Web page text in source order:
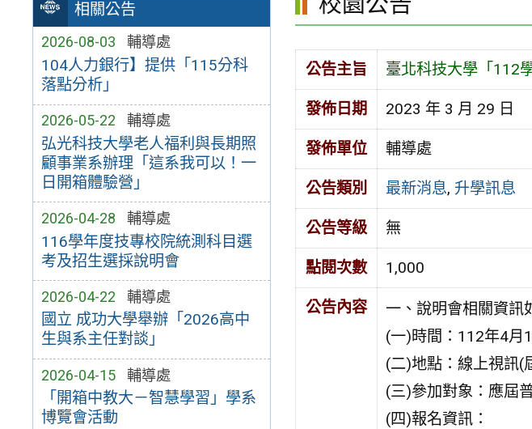
相關公告
2026-08-03 輔導處
104人力銀行】提供「115分科
落點分析」
2026-05-22 輔導處
弘光科技大學老人福利與長期照
顧事業系辦理「這系我可以！一
日開箱體驗營」
2026-04-28 輔導處
116學年度技專校院統測科目選
考及招生選採說明會
2026-04-22 輔導處
國立 成功大學舉辦「2026高中
生與系主任對談」
2026-04-15 輔導處
「開箱中教大－智慧學習」學系
博覽會活動
公告主旨 臺北科技大學「112
發佈日期 2023 年 3 月 29 日
發佈單位 輔導處
公告類別 最新消息, 升學訊息
公告等級 無
點閱次數 1,000
公告內容
一、說明會相關資訊
(一)時間：112年4月
(二)地點：線上視訊(
(三)參加對象：應屆
(四)報名資訊：